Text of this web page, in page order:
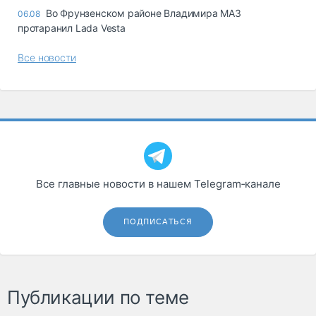
06.08 Во Фрунзенском районе Владимира МАЗ
протаранил Lada Vesta
Все новости
Все главные новости в нашем Telegram‑канале
ПОДПИСАТЬСЯ
Публикации по теме